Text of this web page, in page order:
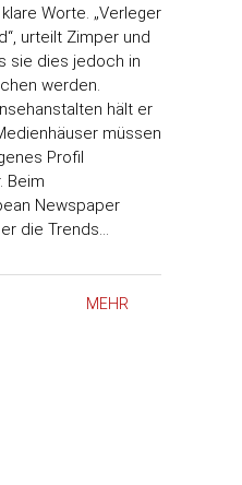
Worte. „Verleger
urteilt Zimper und
sie dies jedoch in
werden.
hält er
müssen
Profil
Beim
Newspaper
die Trends…
MEHR